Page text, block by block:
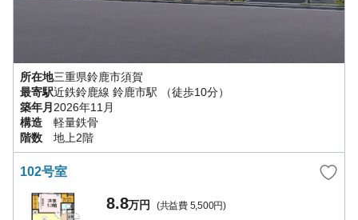
所在地三重県鈴鹿市須賀
最寄駅近鉄鈴鹿線 鈴鹿市駅
（徒歩10分）
築年月 2026年11月
構造
軽量鉄骨
階数
地上2階
102号室
8.8万円 (共益費 5,500円)